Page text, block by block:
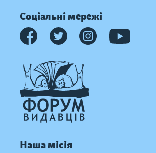
Соціальні мережі
Наша місія